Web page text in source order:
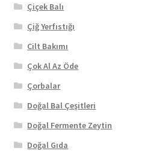
Çiçek Balı
Çiğ Yerfıstığı
Cilt Bakımı
Çok Al Az Öde
Çorbalar
Doğal Bal Çeşitleri
Doğal Fermente Zeytin
Doğal Gıda